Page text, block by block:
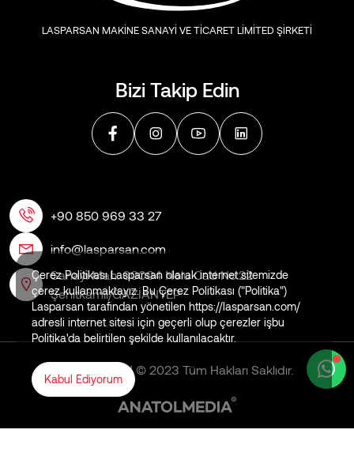
Bizi Takip Edin
LASPARSAN MAKİNE SANAYİ VE TİCARET LİMİTED ŞİRKETİ
+90 850 969 33 27
info@lasparsan.com
Sanayi Mah. 60004 Nolu Cad No:22
Şehitkamil/GAZİANTEP
LASPARSAN © 2023 Tüm Hakları Saklıdır.
Çerez Politikası Lasparsan olarak internet sitemizde
çerez kullanmaktayız. Bu Çerez Politikası ("Politika")
Lasparsan tarafından yönetilen https://lasparsan.com/
adresli internet sitesi için geçerli olup çerezler işbu
Politika'da belirtilen şekilde kullanılacaktır.
Kabul Ediyorum